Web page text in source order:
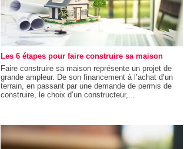
Les 6 étapes pour faire construire sa maison
Faire construire sa maison représente un projet de
grande ampleur. De son financement à l’achat d’un
terrain, en passant par une demande de permis de
construire, le choix d’un constructeur,...